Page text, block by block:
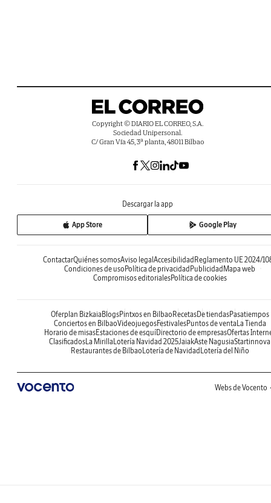
Copyright © DIARIO EL CORREO, S.A.
Sociedad Unipersonal.
C/ Gran Vía 45, 3ª planta, 48011 Bilbao
Descargar la app
App Store Google Play
ContactarQuiénes somosAviso legal Accesibilidad Reglamento UE 2024/
Condiciones de uso Política de privacidad Publicidad Mapa web
Compromisos editorialesPolítica de cookies
Oferplan Bizkaia BlogsPintxos en Bilbao RecetasDe tiendasPasatiempos
Conciertos en BilbaoVideojuegosFestivalesPuntos de venta La Tienda
Horario de misasEstaciones de esquíDirectorio de empresasOfertas
Clasificados La Mirilla Lotería Navidad 2025JaiakAste NagusiaStartinnova
Restaurantes de Bilbao Lotería de Navidad Lotería del Niño
Webs de Vocento